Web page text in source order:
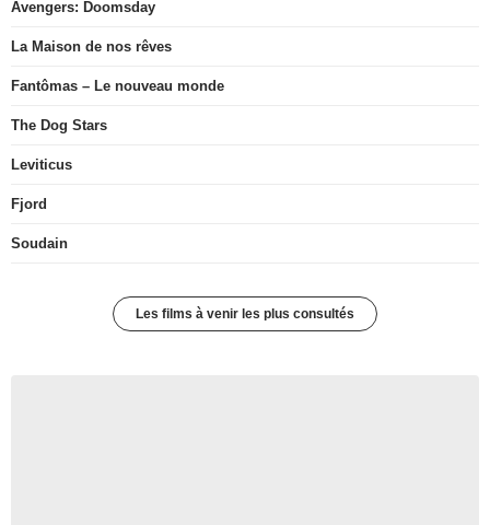
Avengers: Doomsday
La Maison de nos rêves
Fantômas – Le nouveau monde
The Dog Stars
Leviticus
Fjord
Soudain
Les films à venir les plus consultés